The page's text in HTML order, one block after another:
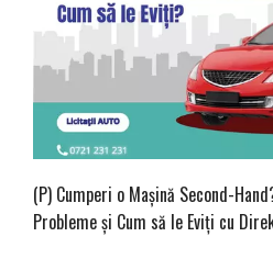
(P) Cumperi o Mașină Second-
Probleme și Cum să le Eviți cu